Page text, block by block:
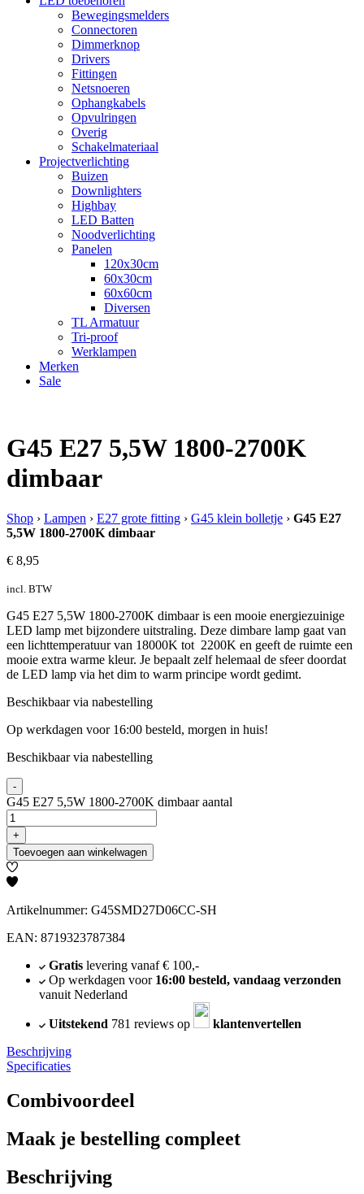
Bewegingsmelders
Connectoren
Dimmerknop
Drivers
Fittingen
Netsnoeren
Ophangkabels
Opvulringen
Overig
Schakelmateriaal
Projectverlichting
Buizen
Downlighters
Highbay
LED Batten
Noodverlichting
Panelen
120x30cm
60x30cm
60x60cm
Diversen
TL Armatuur
Tri-proof
Werklampen
Merken
Sale
G45 E27 5,5W 1800-2700K
dimbaar
Shop › Lampen › E27 grote fitting › G45 klein bolletje › G45 E27
5,5W 1800-2700K dimbaar
€ 8,95
incl. BTW
G45 E27 5,5W 1800-2700K dimbaar is een mooie energiezuinige
LED lamp met bijzondere uitstraling. Deze dimbare lamp gaat van
een lichttemperatuur van 18000K tot 2200K en geeft de ruimte een
mooie extra warme kleur. Je bepaalt zelf helemaal de sfeer doordat
de LED lamp via het dim to warm principe wordt gedimt.
Beschikbaar via nabestelling
Op werkdagen voor 16:00 besteld, morgen in huis!
Beschikbaar via nabestelling
-
G45 E27 5,5W 1800-2700K dimbaar aantal
+
Toevoegen aan winkelwagen
Artikelnummer: G45SMD27D06CC-SH
EAN: 8719323787384
Gratislevering vanaf € 100,-
Op werkdagen voor 16:00 besteld, vandaag verzonden
vanuit Nederland
Uitstekend 781 reviews op
klantenvertellen
Beschrijving
Specificaties
Combivoordeel
Maak je bestelling compleet
Beschrijving